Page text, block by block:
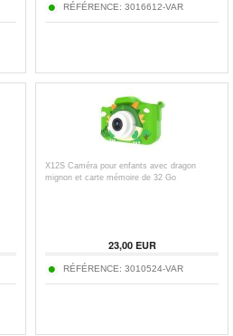
RÉFÉRENCE: 3016612-VAR
X12S Caméra pour enfants avec dragon
mignon et carte mémoire de 32 Go
23,00EUR
RÉFÉRENCE: 3010524-VAR